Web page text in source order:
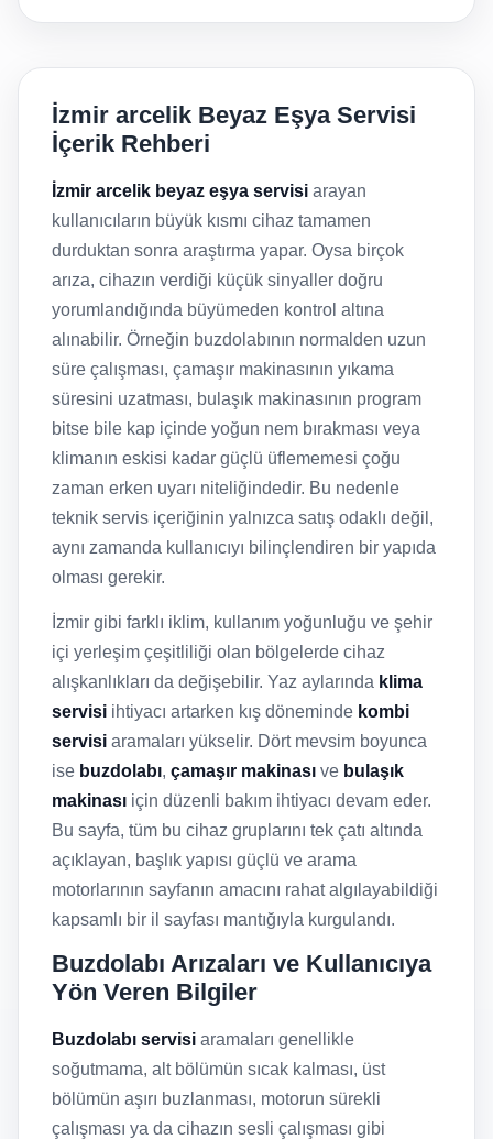
İzmir arcelik Beyaz Eşya Servisi
İçerik Rehberi
İzmir arcelik beyaz eşya servisi arayan
kullanıcıların büyük kısmı cihaz tamamen
durduktan sonra araştırma yapar. Oysa birçok
arıza, cihazın verdiği küçük sinyaller doğru
yorumlandığında büyümeden kontrol altına
alınabilir. Örneğin buzdolabının normalden uzun
süre çalışması, çamaşır makinasının yıkama
süresini uzatması, bulaşık makinasının program
bitse bile kap içinde yoğun nem bırakması veya
klimanın eskisi kadar güçlü üflememesi çoğu
zaman erken uyarı niteliğindedir. Bu nedenle
teknik servis içeriğinin yalnızca satış odaklı değil,
aynı zamanda kullanıcıyı bilinçlendiren bir yapıda
olması gerekir.
İzmir gibi farklı iklim, kullanım yoğunluğu ve şehir
içi yerleşim çeşitliliği olan bölgelerde cihaz
alışkanlıkları da değişebilir. Yaz aylarında klima
servisi ihtiyacı artarken kış döneminde kombi
servisi aramaları yükselir. Dört mevsim boyunca
ise buzdolabı, çamaşır makinası ve bulaşık
makinası için düzenli bakım ihtiyacı devam eder.
Bu sayfa, tüm bu cihaz gruplarını tek çatı altında
açıklayan, başlık yapısı güçlü ve arama
motorlarının sayfanın amacını rahat algılayabildiği
kapsamlı bir il sayfası mantığıyla kurgulandı.
Buzdolabı Arızaları ve Kullanıcıya
Yön Veren Bilgiler
Buzdolabı servisi aramaları genellikle
soğutmama, alt bölümün sıcak kalması, üst
bölümün aşırı buzlanması, motorun sürekli
çalışması ya da cihazın sesli çalışması gibi